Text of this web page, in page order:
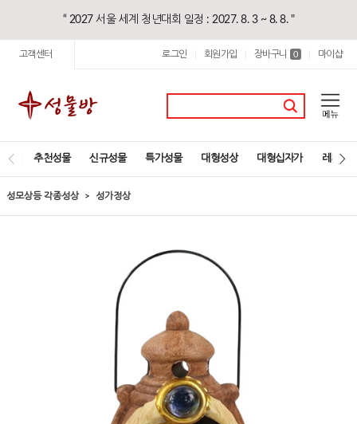
“ 2027 서울 세계 청년대회 일정 : 2027. 8. 3 ~ 8. 8. "
고객센터 로그인 회원가입 장바구니 0 마이샵
추천성물 신규성물 특가성물 대형성상 대형십자가 레지오
성모상등 각종성상 성가정상